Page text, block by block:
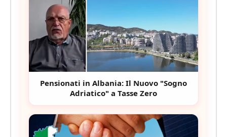
Pensionati in Albania: Il Nuovo "Sogno
Adriatico" a Tasse Zero